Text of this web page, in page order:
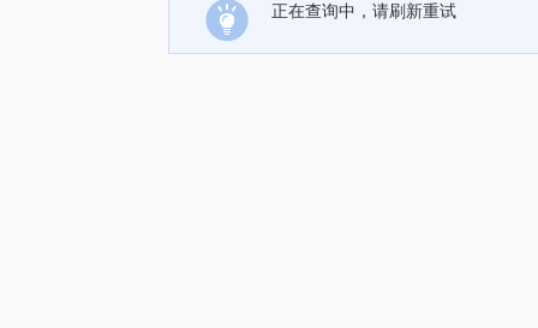
正在查询中，请刷新重试